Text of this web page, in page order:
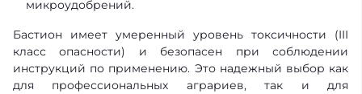
микроудобрений.
Бастион имеет умеренный уровень токсичности (III
класс опасности) и безопасен при соблюдении
инструкций по применению. Это надежный выбор как
для профессиональных аграриев, так и для